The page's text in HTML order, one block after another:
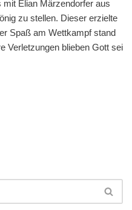
mit Elian Märzendorfer aus
zu stellen. Dieser erzielte
Spaß am Wettkampf stand
Verletzungen blieben Gott sei